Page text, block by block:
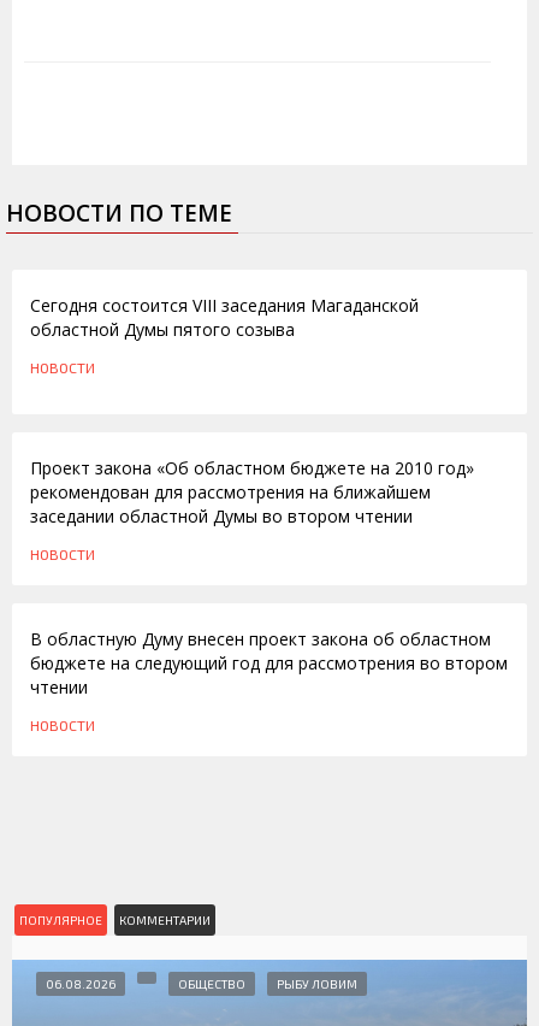
НОВОСТИ ПО ТЕМЕ
Сегодня состоится VIII заседания Магаданской
областной Думы пятого созыва
НОВОСТИ
Проект закона «Об областном бюджете на 2010 год»
рекомендован для рассмотрения на ближайшем
заседании областной Думы во втором чтении
НОВОСТИ
В областную Думу внесен проект закона об областном
бюджете на следующий год для рассмотрения во втором
чтении
НОВОСТИ
ПОПУЛЯРНОЕ КОММЕНТАРИИ
06.08.2026 ОБЩЕСТВО РЫБУ ЛОВИМ